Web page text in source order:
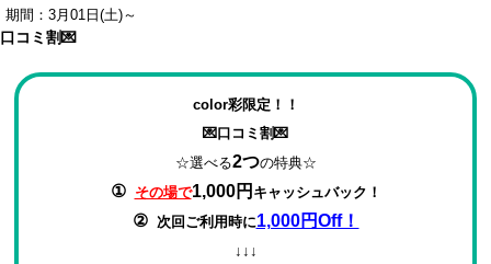
期間：3月01日(土)～
口コミ割💌
color彩限定！！
💌口コミ割💌
☆選べる2つの特典☆
① その場で1,000円 キャッシュバック！
② 次回ご利用時に1,000円Off！
↓↓↓